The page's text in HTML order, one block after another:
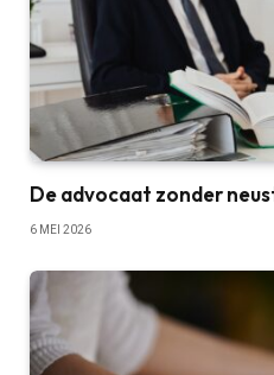
De advocaat zonder
6 MEI 2026